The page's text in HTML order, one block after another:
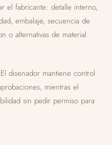
el fabricante: detalle interno,
embalaje, secuencia de
o alternativas de material
disenador mantiene control
mientras el
sin pedir permiso para